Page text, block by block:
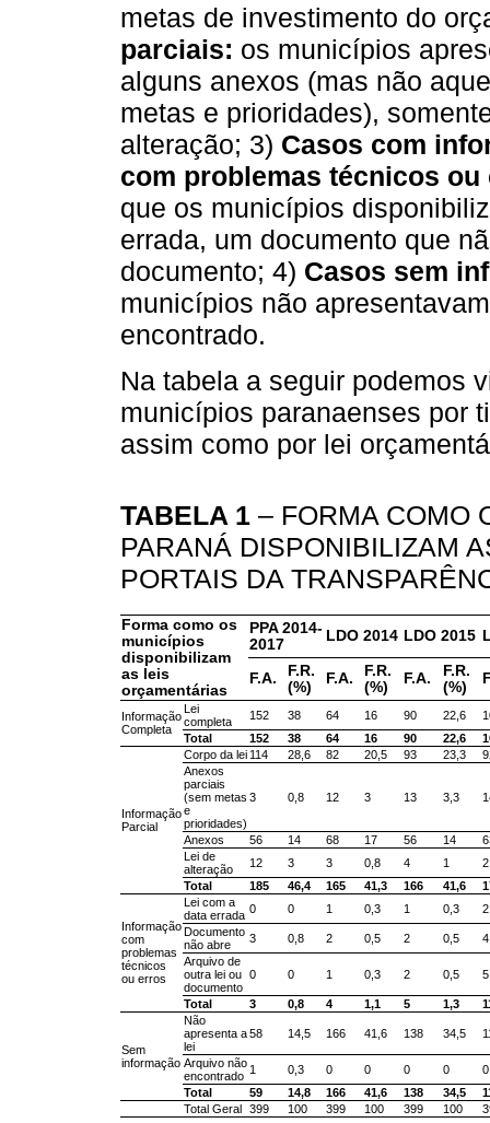
metas de investimento do
parciais: os municípios
alguns anexos (mas não
metas e prioridades),
alteração; 3) Casos com
com problemas técnicos
que os municípios
errada, um documento que
documento; 4) Casos sem
municípios não
encontrado.
Na tabela a seguir podemos
municípios paranaenses por
assim como por lei
TABELA 1 – FORMA COMO
PARANÁ DISPONIBILIZAM
PORTAIS DA
Forma como os
municípios
disponibilizam
as leis
orçamentárias
PPA 2014-
2017
LDO 2014 LDO 2015
F.A.
F.R.
(%)
F.A.
F.R.
(%)
F.A.
F.R.
(%)
Informação
Completa
Lei
completa
152 38 64 16 90 22,6
Total
152 38 64 16 90 22,6
Informação
Parcial
Corpo da lei 114 28,6 82 20,5 93 23,3
Anexos
parciais
(sem metas
e
prioridades)
3 0,8 12 3 13 3,3
Anexos 56 14 68 17 56 14
Lei de
alteração
12 3 3 0,8 4 1
2
Total
185 46,4 165 41,3 166 41,6
Informação
com
problemas
técnicos
ou erros
Lei com a
data errada 0 0 1 0,3 1 0,3
2
Documento
não abre
3 0,8 2 0,5 2 0,5
4
Arquivo de
outra lei ou
documento
0 0 1 0,3 2 0,5 5
Total 3 0,8 4 1,1 5 1,3
Sem
informação
Não
apresenta a
lei
58 14,5 166 41,6 138 34,5
Arquivo não
encontrado 1 0,3 0 0 0 0
0
Total
59 14,8 166 41,6 138 34,5
Total Geral
399 100 399 100 399 100